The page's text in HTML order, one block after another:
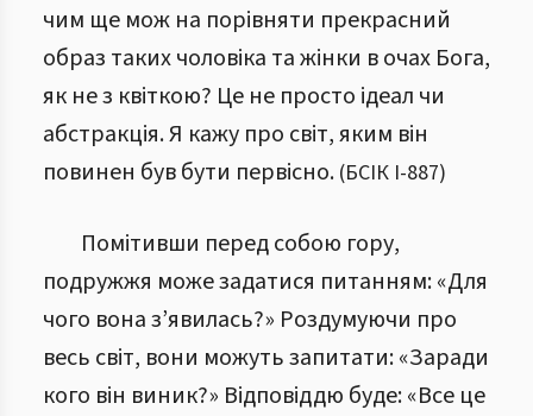
чим ще мож на порівняти прекрасний
образ таких чоловіка та жінки в очах Бога,
як не з квіткою? Це не просто ідеал чи
абстракція. Я кажу про світ, яким він
повинен був бути первісно. (БСІК І-887)
Помітивши перед собою гору,
подружжя може задатися питанням: «Для
чого вона з’явилась?» Роздумуючи про
весь світ, вони можуть запитати: «Заради
кого він виник?» Відповіддю буде: «Все це